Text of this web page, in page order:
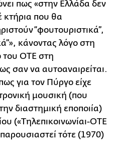
πως «στην Ελλάδα δεν
κτήρια που θα
“φουτουριστικά”,
κάνοντας λόγο στη
του ΟΤΕ στη
σαν να αυτοαναιρείται.
για τον Πύργο είχε
μουσική (που
διαστημική εποποιία)
(«Τηλεπικοινωνίαι-ΟΤΕ
τότε (1970)